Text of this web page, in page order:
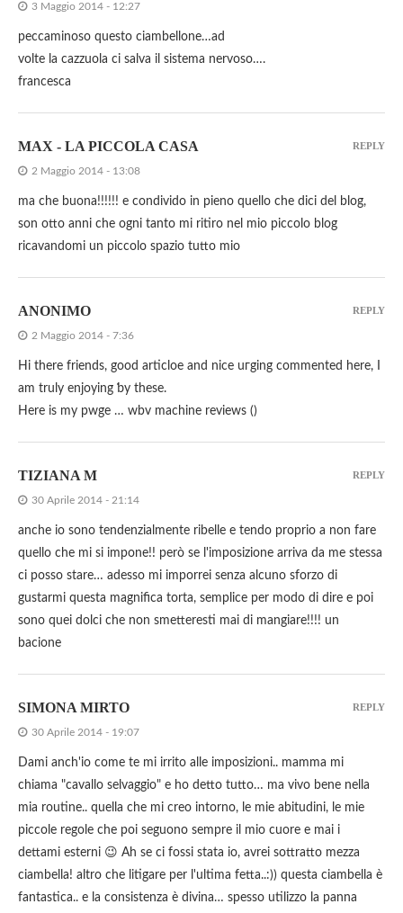
3 Maggio 2014 - 12:27
peccaminoso questo ciambellone…ad
volte la cazzuola ci salva il sistema nervoso….
francesca
MAX - LA PICCOLA CASA
2 Maggio 2014 - 13:08
ma che buona!!!!!! e condivido in pieno quello che dici del blog,
son otto anni che ogni tanto mi ritiro nel mio piccolo blog
ricavandomi un piccolo spazio tutto mio
REPLY
ANONIMO
2 Maggio 2014 - 7:36
Hі there friends, good articloe and nice uгging commented here, Ι
am truly enjoying ƅy these.
Hеre is my pwge … wbv machine reviews ()
REPLY
TIZIANA M
30 Aprile 2014 - 21:14
anche io sono tendenzialmente ribelle e tendo proprio a non fare
quello che mi si impone!! però se l'imposizione arriva da me stessa
ci posso stare… adesso mi imporrei senza alcuno sforzo di
gustarmi questa magnifica torta, semplice per modo di dire e poi
sono quei dolci che non smetteresti mai di mangiare!!!! un
bacione
REPLY
SIMONA MIRTO
30 Aprile 2014 - 19:07
Dami anch'io come te mi irrito alle imposizioni.. mamma mi
chiama "cavallo selvaggio" e ho detto tutto… ma vivo bene nella
mia routine.. quella che mi creo intorno, le mie abitudini, le mie
piccole regole che poi seguono sempre il mio cuore e mai i
dettami esterni 😉 Ah se ci fossi stata io, avrei sottratto mezza
ciambella! altro che litigare per l'ultima fetta..:)) questa ciambella è
fantastica.. e la consistenza è divina… spesso utilizzo la panna
REPLY